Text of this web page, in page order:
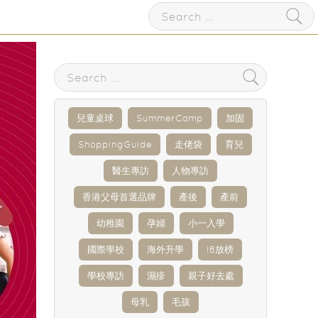
兒童桌球 SummerCamp 加固
ShoppingGuide 走佬袋 育兒
醫生專訪 人物專訪
香港父母首選品牌 產後 產前
幼稚園 孕婦 小一入學
國際學校 海外升學 IB放榜
學校專訪 濕疹 親子好去處
母乳 毛孩